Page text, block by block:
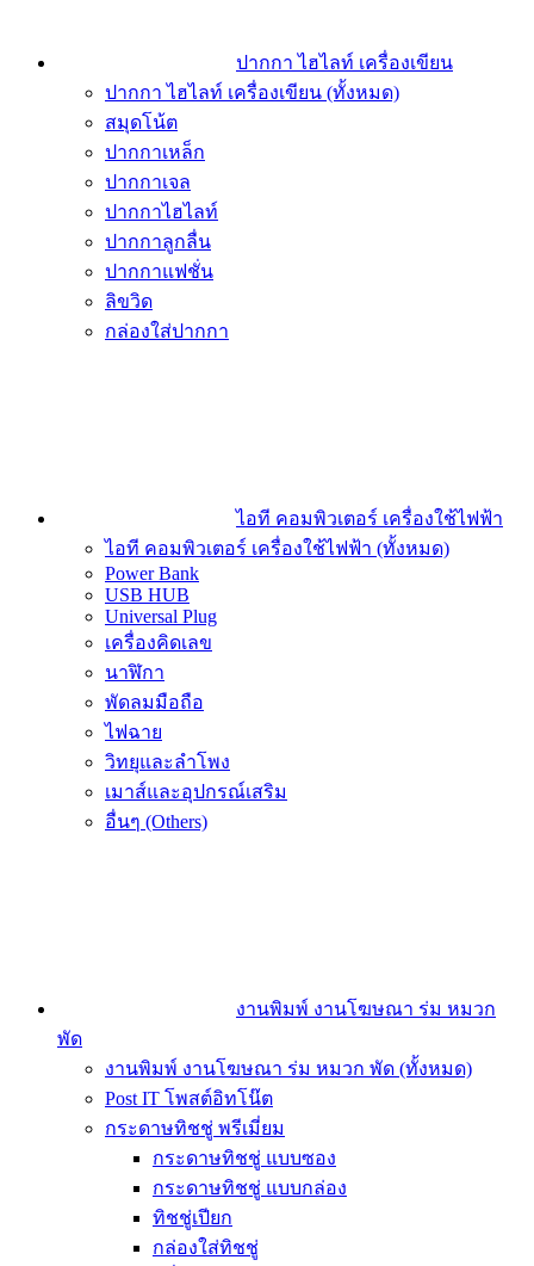
ปากกา ไฮไลท์ เครื่องเขียน
ปากกา ไฮไลท์ เครื่องเขียน (ทั้งหมด)
สมุดโน้ต
ปากกาเหล็ก
ปากกาเจล
ปากกาไฮไลท์
ปากกาลูกลื่น
ปากกาแฟชั่น
ลิขวิด
กล่องใส่ปากกา
ไอที คอมพิวเตอร์ เครื่องใช้ไฟฟ้า
ไอที คอมพิวเตอร์ เครื่องใช้ไฟฟ้า (ทั้งหมด)
Power Bank
USB HUB
Universal Plug
เครื่องคิดเลข
นาฬิกา
พัดลมมือถือ
ไฟฉาย
วิทยุและลำโพง
เมาส์และอุปกรณ์เสริม
อื่นๆ (Others)
งานพิมพ์ งานโฆษณา ร่ม หมวก
พัด
งานพิมพ์ งานโฆษณา ร่ม หมวก พัด (ทั้งหมด)
Post IT โพสต์อิทโน๊ต
กระดาษทิชชู่ พรีเมี่ยม
กระดาษทิชชู่ แบบซอง
กระดาษทิชชู่ แบบกล่อง
ทิชชู่เปียก
กล่องใส่ทิชชู่